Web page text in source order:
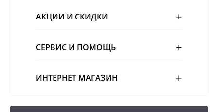
АКЦИИ И СКИДКИ
СЕРВИС И ПОМОЩЬ
ИНТЕРНЕТ МАГАЗИН